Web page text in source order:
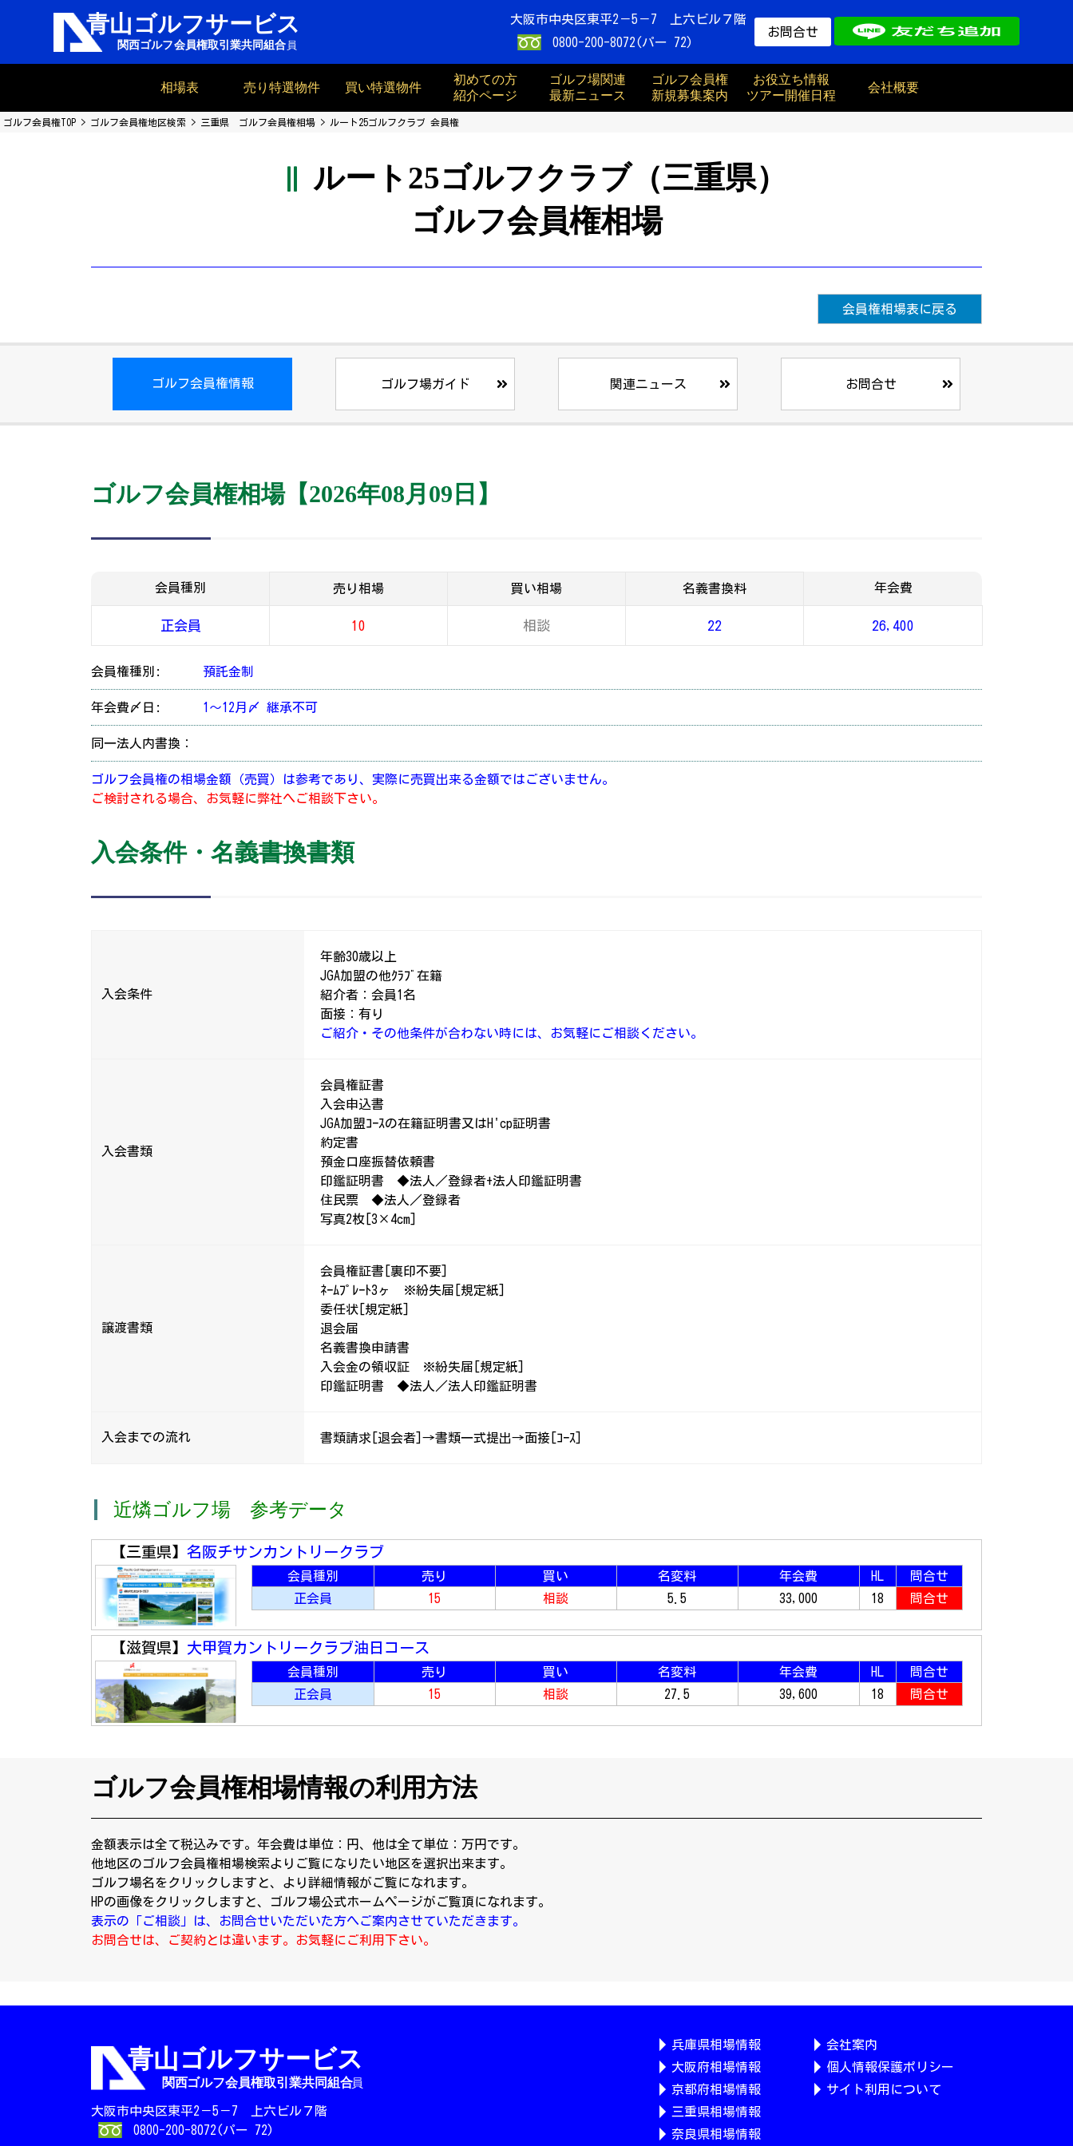
大阪市中央区東平2－5－7 上六ビル７階
0800-200-8072(パー 72)
お問合せ
相場表 売り特選物件 買い特選物件
初めての方
紹介ページ
ゴルフ場関連
最新ニュース
ゴルフ会員権
新規募集案内
お役立ち情報
ツアー開催日程
会社概要
ゴルフ会員権TOP ゴルフ会員権地区検索 三重県 ゴルフ会員権相場 ルート25ゴルフクラブ 会員権
ルート25ゴルフクラブ（三重県）
ゴルフ会員権相場
会員権相場表に戻る
ゴルフ会員権情報 ゴルフ場ガイド 関連ニュース お問合せ
ゴルフ会員権相場【2026年08月09日】
会員種別 売り相場 買い相場 名義書換料 年会費
正会員 10 相談 22 26,400
会員権種別: 預託金制
年会費〆日: 1～12月〆 継承不可
同一法人内書換：
ゴルフ会員権の相場金額（売買）は参考であり、実際に売買出来る金額ではございません。
ご検討される場合、お気軽に弊社へご相談下さい。
入会条件・名義書換書類
入会条件
年齢30歳以上
JGA加盟の他ｸﾗﾌﾞ在籍
紹介者：会員1名
面接：有り
ご紹介・その他条件が合わない時には、お気軽にご相談ください。
入会書類
会員権証書
入会申込書
JGA加盟ｺｰｽの在籍証明書又はH'cp証明書
約定書
預金口座振替依頼書
印鑑証明書 ◆法人／登録者+法人印鑑証明書
住民票 ◆法人／登録者
写真2枚[3×4cm]
譲渡書類
会員権証書[裏印不要]
ﾈｰﾑﾌﾟﾚｰﾄ3ヶ ※紛失届[規定紙]
委任状[規定紙]
退会届
名義書換申請書
入会金の領収証 ※紛失届[規定紙]
印鑑証明書 ◆法人／法人印鑑証明書
入会までの流れ 書類請求[退会者]→書類一式提出→面接[ｺｰｽ]
近燐ゴルフ場 参考データ
【三重県】 名阪チサンカントリークラブ
会員種別 売り 買い 名変料 年会費 HL
問合せ
正会員
15 相談 5.5 33,000 18 問合せ
【滋賀県】 大甲賀カントリークラブ油日コース
会員種別 売り 買い 名変料 年会費 HL
問合せ
正会員
15 相談 27.5 39,600 18 問合せ
ゴルフ会員権相場情報の利用方法
金額表示は全て税込みです。年会費は単位：円、他は全て単位：万円です。
他地区のゴルフ会員権相場検索よりご覧になりたい地区を選択出来ます。
ゴルフ場名をクリックしますと、より詳細情報がご覧になれます。
HPの画像をクリックしますと、ゴルフ場公式ホームページがご覧頂になれます。
表示の「ご相談」は、お問合せいただいた方へご案内させていただきます。
お問合せは、ご契約とは違います。お気軽にご利用下さい。
大阪市中央区東平2－5－7 上六ビル７階
0800-200-8072(パー 72)
兵庫県相場情報
大阪府相場情報
京都府相場情報
三重県相場情報
奈良県相場情報
会社案内
個人情報保護ポリシー
サイト利用について